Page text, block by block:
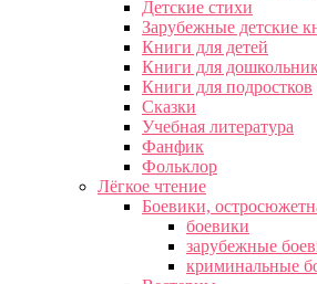
Детские стихи
Зарубежные детские
Книги для детей
Книги для
Книги для подростков
Сказки
Учебная литература
Фанфик
Фольклор
Лёгкое чтение
Боевики,
боевики
зарубежные
криминальные